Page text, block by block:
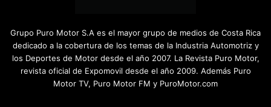
Grupo Puro Motor S.A es el mayor grupo de medios de Costa Rica
dedicado a la cobertura de los temas de la Industria Automotriz y
los Deportes de Motor desde el año 2007. La Revista Puro Motor,
revista oficial de Expomovil desde el año 2009. Además Puro
Motor TV, Puro Motor FM y PuroMotor.com